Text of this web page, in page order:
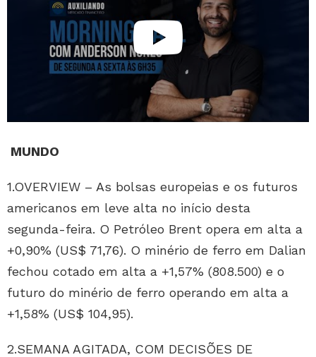
MUNDO
1.OVERVIEW – As bolsas europeias e os futuros
americanos em leve alta no início desta
segunda-feira. O Petróleo Brent opera em alta a
+0,90% (US$ 71,76). O minério de ferro em Dalian
fechou cotado em alta a +1,57% (808.500) e o
futuro do minério de ferro operando em alta a
+1,58% (US$ 104,95).
2.SEMANA AGITADA, COM DECISÕES DE